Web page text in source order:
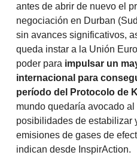
antes de abrir de nuevo el
negociación en Durban
sin avances significativos,
queda instar a la Unión
poder para impulsar un
internacional para
período del Protocolo de
mundo quedaría avocado
posibilidades de estabilizar
emisiones de gases de
indican desde InspirAction.